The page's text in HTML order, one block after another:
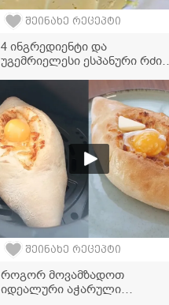
შეინახე რეცეპტი
4 ინგრედიენტი და
უგემრიელესი ესპანური რძის
შეინახე რეცეპტი
როგორ მოვამზადოთ
იდეალური აჭარული